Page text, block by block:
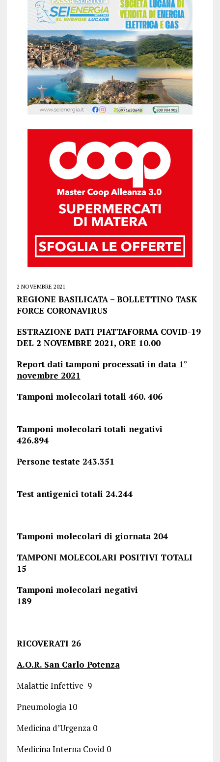
2 NOVEMBRE 2021
REGIONE BASILICATA – BOLLETTINO TASK
FORCE CORONAVIRUS
ESTRAZIONE DATI PIATTAFORMA COVID-19
DEL 2 NOVEMBRE 2021, ORE 10.00
Report dati tamponi processati in data 1°
novembre 2021
Tamponi molecolari totali 460. 406
Tamponi molecolari totali negativi
426.894
Persone testate 243.351
Test antigenici totali 24.244
Tamponi molecolari di giornata 204
TAMPONI MOLECOLARI POSITIVI TOTALI
15
Tamponi molecolari negativi
189
RICOVERATI 26
A.O.R. San Carlo Potenza
Malattie Infettive 9
Pneumologia 10
Medicina d’Urgenza 0
Medicina Interna Covid 0